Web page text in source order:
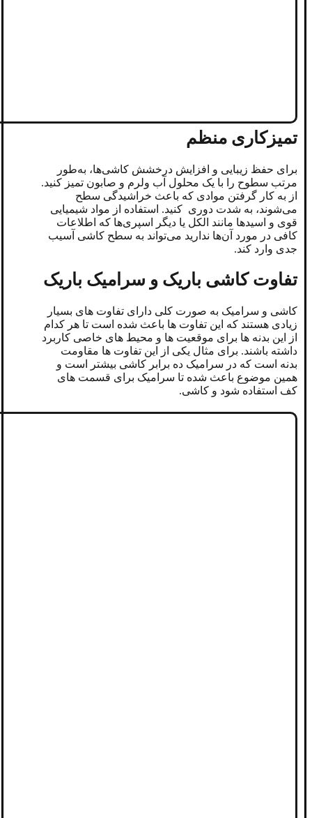
تمیزکاری منظم
برای حفظ زیبایی و افزایش درخشش کاشی‌ها، به‌طور
مرتب سطوح را با یک محلول آب ولرم و صابون تمیز کنید.
از به کار گرفتن موادی که باعث خراشیدگی سطح
می‌شوند، به شدت دوری کنید. استفاده از مواد شیمیایی
قوی و اسیدها مانند الکل یا دیگر اسپری‌ها که اطلاعات
کافی در مورد آن‌ها ندارید می‌تواند به سطح کاشی آسیب
جدی وارد کند.
تفاوت کاشی باریک و سرامیک باریک
کاشی و سرامیک به صورت کلی دارای تفاوت های بسیار
زیادی هستند که این تفاوت ها باعث شده است تا هر کدام
از این بدنه ها برای موقعیت ها و محیط های خاصی کاربرد
داشته باشند. برای مثال یکی از این تفاوت ها مقاومت
بدنه است که در سرامیک ده برابر کاشی بیشتر است و
همین موضوع باعث شده تا سرامیک برای قسمت های
کف استفاده شود و کاشی.